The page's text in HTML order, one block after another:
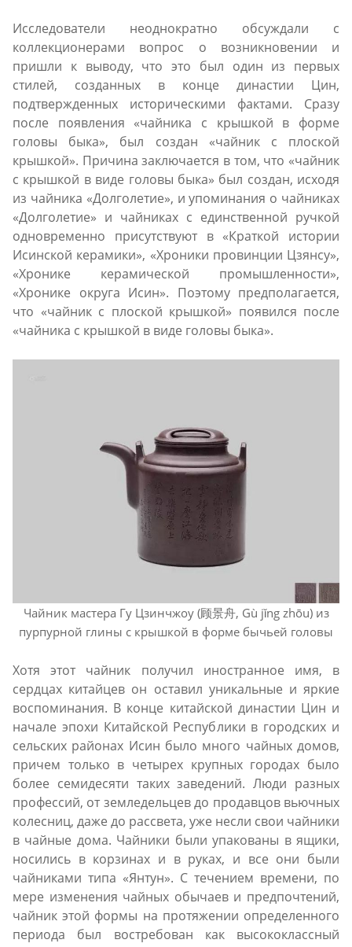
Исследователи неоднократно обсуждали с
коллекционерами вопрос о возникновении и
пришли к выводу, что это был один из первых
стилей, созданных в конце династии Цин,
подтвержденных историческими фактами. Сразу
после появления «чайника с крышкой в форме
головы быка», был создан «чайник с плоской
крышкой». Причина заключается в том, что «чайник
с крышкой в виде головы быка» был создан, исходя
из чайника «Долголетие», и упоминания о чайниках
«Долголетие» и чайниках с единственной ручкой
одновременно присутствуют в «Краткой истории
Исинской керамики», «Хроники провинции Цзянсу»,
«Хронике керамической промышленности»,
«Хронике округа Исин». Поэтому предполагается,
что «чайник с плоской крышкой» появился после
«чайника с крышкой в виде головы быка».
Чайник мастера Гу Цзинчжоу (顾景舟, Gù jǐng zhōu) из
пурпурной глины с крышкой в форме бычьей головы
Хотя этот чайник получил иностранное имя, в
сердцах китайцев он оставил уникальные и яркие
воспоминания. В конце китайской династии Цин и
начале эпохи Китайской Республики в городских и
сельских районах Исин было много чайных домов,
причем только в четырех крупных городах было
более семидесяти таких заведений. Люди разных
профессий, от земледельцев до продавцов вьючных
колесниц, даже до рассвета, уже несли свои чайники
в чайные дома. Чайники были упакованы в ящики,
носились в корзинах и в руках, и все они были
чайниками типа «Янтун». С течением времени, по
мере изменения чайных обычаев и предпочтений,
чайник этой формы на протяжении определенного
периода был востребован как высококлассный